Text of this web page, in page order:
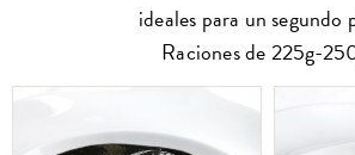
ideales para un segundo
Raciones de 225g-